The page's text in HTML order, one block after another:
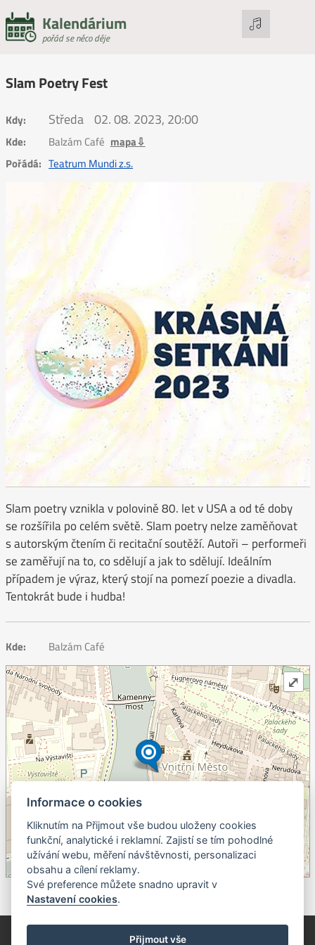
Kalendárium
pořád se něco děje
Slam Poetry Fest
Kdy: Středa 02. 08. 2023, 20:00
Kde: Balzám Café mapa⇩
Pořádá: Teatrum Mundi z.s.
Slam poetry vznikla v polovině 80. let v USA a od té doby
se rozšířila po celém světě. Slam poetry nelze zaměňovat
s autorským čtením či recitační soutěží. Autoři – performeři
se zaměřují na to, co sdělují a jak to sdělují. Ideálním
případem je výraz, který stojí na pomezí poezie a divadla.
Tentokrát bude i hudba!
Kde: Balzám Café
©OpenStreetMapcontributors.
⤢
© Píseckem / Kalendárium (Změna programu vyhrazena!)
(Cookies)
Informace o cookies
Kliknutím na Přijmout vše budou uloženy cookies
funkční, analytické i reklamní. Zajistí se tím pohodlné
užívání webu, měření návštěvnosti, personalizaci
obsahu a cílení reklamy.
Své preference můžete snadno upravit v
Nastavení cookies.
Přijmout vše